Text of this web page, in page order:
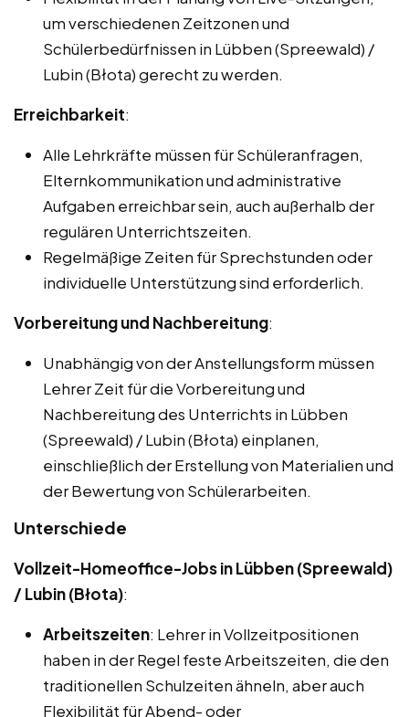
um verschiedenen Zeitzonen und
Schülerbedürfnissen in Lübben (Spreewald) /
Lubin (Błota) gerecht zu werden.
Erreichbarkeit:
Alle Lehrkräfte müssen für Schüleranfragen,
Elternkommunikation und administrative
Aufgaben erreichbar sein, auch außerhalb der
regulären Unterrichtszeiten.
Regelmäßige Zeiten für Sprechstunden oder
individuelle Unterstützung sind erforderlich.
Vorbereitung und Nachbereitung:
Unabhängig von der Anstellungsform müssen
Lehrer Zeit für die Vorbereitung und
Nachbereitung des Unterrichts in Lübben
(Spreewald) / Lubin (Błota) einplanen,
einschließlich der Erstellung von Materialien und
der Bewertung von Schülerarbeiten.
Unterschiede
Vollzeit-Homeoffice-Jobs in Lübben (Spreewald)
/ Lubin (Błota):
Arbeitszeiten: Lehrer in Vollzeitpositionen
haben in der Regel feste Arbeitszeiten, die den
traditionellen Schulzeiten ähneln, aber auch
Flexibilität für Abend- oder